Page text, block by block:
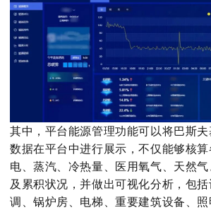
其中，平台能源管理功能可以将巴斯
数据在平台中进行展示，不仅能够核算
电、蒸汽、冷热量、医用氧气、天然
及累积状况，并做出可视化分析，包
调、锅炉房、电梯、重要建筑设备、照